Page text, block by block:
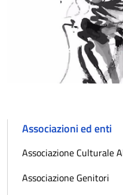
Associazioni ed enti
Associazione Culturale
Associazione Genitori